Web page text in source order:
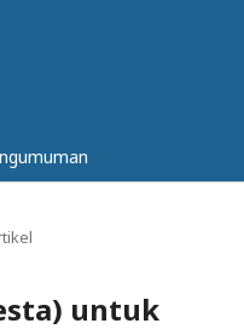
untuk